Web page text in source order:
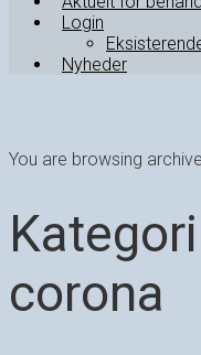
Login
Nyheder
You are browsing
corona